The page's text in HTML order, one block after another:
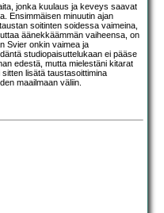
jonka kuulaus ja keveys saavat
Ensimmäisen minuutin ajan
soitinten soidessa vaimeina,
äänekkäämmän vaiheensa, on
Svier onkin vaimea ja
studiopaisuttelukaan ei pääse
edestä, mutta mielestäni kitarat
lisätä taustasoittimina
maailmaan väliin.